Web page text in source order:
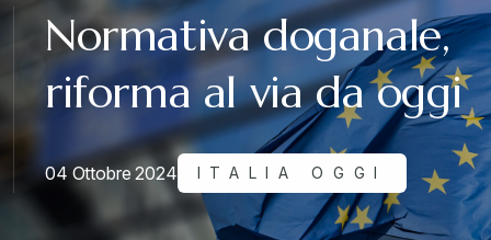
Normativa doganale,
riforma al via da oggi
04 Ottobre 2024 ITALIA OGGI